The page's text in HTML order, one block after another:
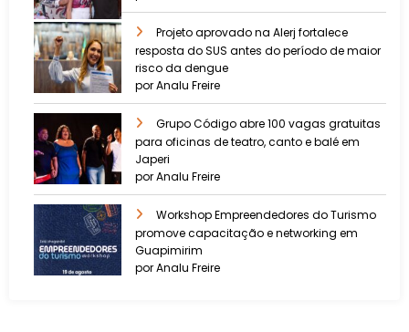
Projeto aprovado na Alerj fortalece
resposta do SUS antes do período de maior
risco da dengue
por Analu Freire
Grupo Código abre 100 vagas gratuitas
para oficinas de teatro, canto e balé em
Japeri
por Analu Freire
Workshop Empreendedores do Turismo
promove capacitação e networking em
Guapimirim
por Analu Freire